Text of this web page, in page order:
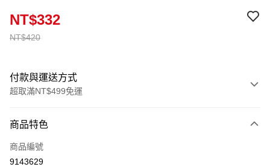
NT$420
NT$332
付款與運送方式
超取滿NT$499免運
信用卡一次付款
超商取貨付款
商品特色
商品編號
9143629